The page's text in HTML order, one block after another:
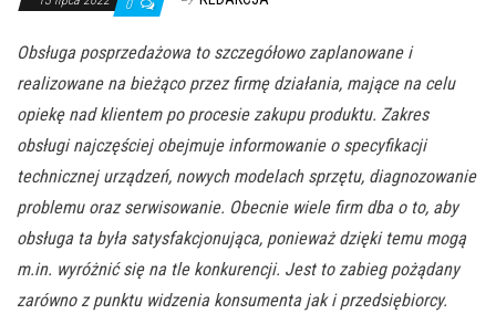
0
Obsługa posprzedażowa to szczegółowo zaplanowane i
realizowane na bieżąco przez firmę działania, mające na celu
opiekę nad klientem po procesie zakupu produktu. Zakres
obsługi najczęściej obejmuje informowanie o specyfikacji
technicznej urządzeń, nowych modelach sprzętu, diagnozowanie
problemu oraz serwisowanie. Obecnie wiele firm dba o to, aby
obsługa ta była satysfakcjonująca, ponieważ dzięki temu mogą
m.in. wyróżnić się na tle konkurencji. Jest to zabieg pożądany
zarówno z punktu widzenia konsumenta jak i przedsiębiorcy.